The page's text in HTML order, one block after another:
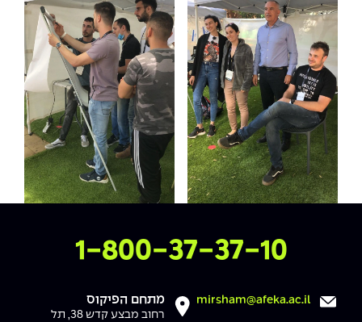
צרו איתנו קשר
1-800-37-37-10
mirsham@afeka.ac.il מתחם הפיקוס
רחוב מבצע קדש 38, תל